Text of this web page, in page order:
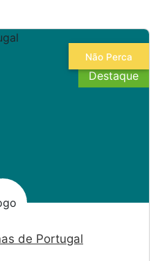
Não Perca
de Portugal